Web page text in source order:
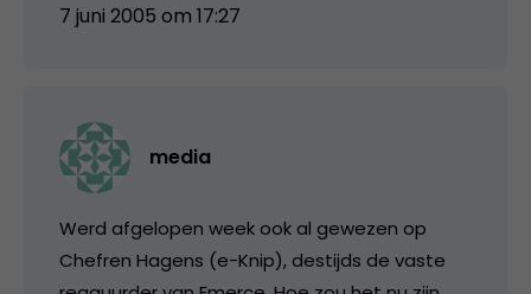
7 juni 2005 om 17:27
media
Werd afgelopen week ook al gewezen op
Chefren Hagens (e-Knip), destijds de vaste